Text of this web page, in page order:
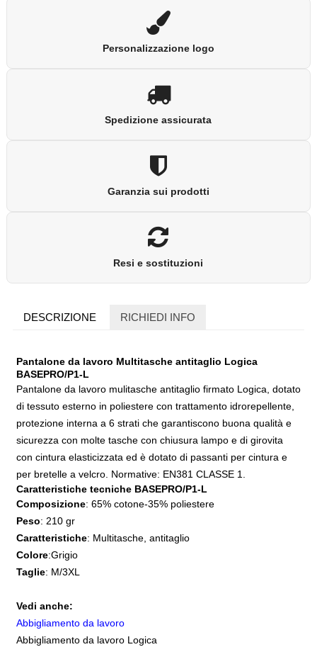
Personalizzazione logo
Spedizione assicurata
Garanzia sui prodotti
Resi e sostituzioni
DESCRIZIONE RICHIEDI INFO
Pantalone da lavoro Multitasche antitaglio Logica
BASEPRO/P1-L
Pantalone da lavoro mulitasche antitaglio firmato Logica, dotato
di tessuto esterno in poliestere con trattamento idrorepellente,
protezione interna a 6 strati che garantiscono buona qualità e
sicurezza con molte tasche con chiusura lampo e di girovita
con cintura elasticizzata ed è dotato di passanti per cintura e
per bretelle a velcro. Normative: EN381 CLASSE 1.
Caratteristiche tecniche BASEPRO/P1-L
Composizione: 65% cotone-35% poliestere
Peso: 210 gr
Caratteristiche: Multitasche, antitaglio
Colore:Grigio
Taglie: M/3XL
Vedi anche:
Abbigliamento da lavoro
Abbigliamento da lavoro Logica